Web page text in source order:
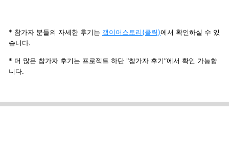
* 참가자 분들의 자세한 후기는 갭이어스토리(클릭)에서 확인하실 수 있
습니다.
* 더 많은 참가자 후기는 프로젝트 하단 "참가자 후기”에서 확인 가능합
니다.